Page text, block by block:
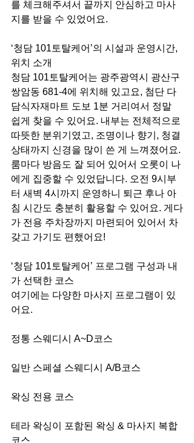
를 체크해주셔서 끝까지 안심하고 마사
지를 받을 수 있었어요.
‘청담 101토탈케어’의 시설과 운영시간,
위치 소개
청담 101토탈케어는 광주광역시 광산구
쌍암동 681-4에 위치해 있고요, 첨단 다
담식자재마트 도보 1분 거리여서 정말
쉽게 찾을 수 있어요. 내부는 전체적으로
따뜻한 분위기였고, 조명이나 향기, 청결
상태까지 신경을 많이 쓴 게 느껴졌어요.
룸마다 방음도 잘 되어 있어서 오롯이 나
에게 집중할 수 있었답니다. 오전 9시부
터 새벽 4시까지 운영하니 퇴근 후나 아
침 시간도 충분히 활용할 수 있어요. 게다
가 전용 주차장까지 마련되어 있어서 차
갖고 가기도 편했어요!
‘청담 101토탈케어’ 프로그램 구성과 내
가 선택한 코스
여기에는 다양한 마사지 프로그램이 있
어요.
정통 스웨디시 A~D코스
일반 스페셜 스웨디시 A/B코스
왁싱 전용 코스
테라 왁싱이 포함된 왁싱 & 마사지 복합
코스